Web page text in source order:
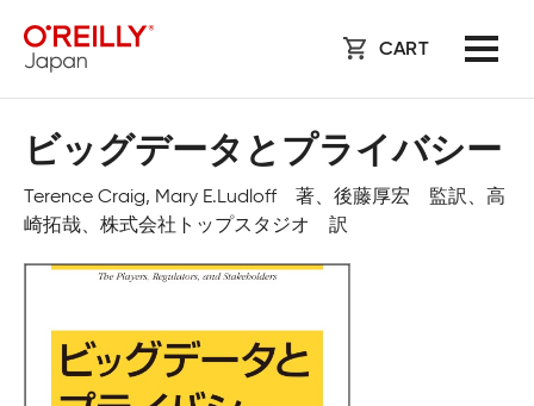
CART
ビッグデータとプライバシー
Terence Craig, Mary E.Ludloff 著、後藤厚宏 監訳、高
崎拓哉、株式会社トップスタジオ 訳